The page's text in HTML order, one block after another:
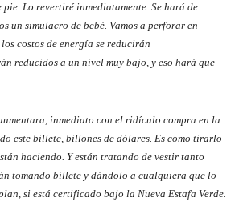
pie. Lo revertiré inmediatamente. Se hará de
un simulacro de bebé. Vamos a perforar en
costos de energía se reducirán
reducidos a un nivel muy bajo, y eso hará que
inmediato con el ridículo compra en la
este billete, billones de dólares. Es como tirarlo
haciendo. Y están tratando de vestir tanto
tomando billete y dándolo a cualquiera que lo
si está certificado bajo la Nueva Estafa Verde.